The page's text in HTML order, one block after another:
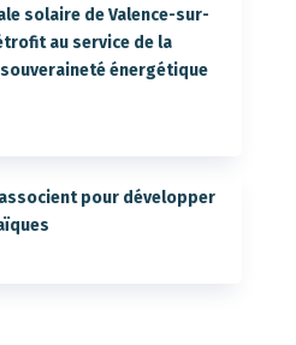
solaire de Valence-sur-
au service de la
énergétique
pour développer